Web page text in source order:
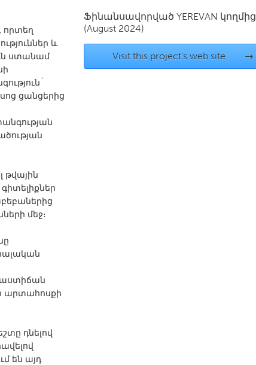
Detroit, MI
San Jose, CA
որտեղ
և
ստանամ
ցանցերից
մեջ։
արտահոսքի
դնելով
են այդ
Ֆինանսավորված YEREVAN կողմից
(August 2024)
Visit this project's web site →